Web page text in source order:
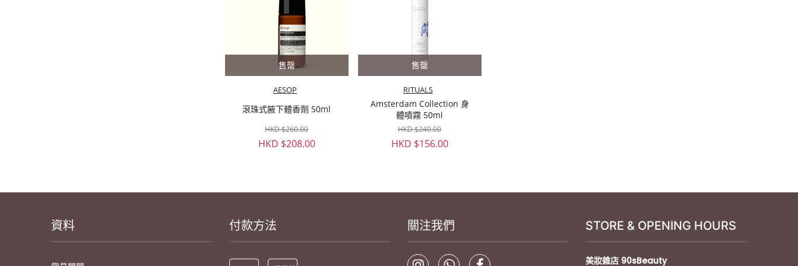
售罄
AESOP
滾珠式腋下體香劑 50ml
HKD $260.00
HKD $208.00
售罄
RITUALS
Amsterdam Collection 身
體噴霧 50ml
HKD $240.00
HKD $156.00
資料 付款方法 關注我們 STORE & OPENING HOURS
美妝雜店 90sBeauty